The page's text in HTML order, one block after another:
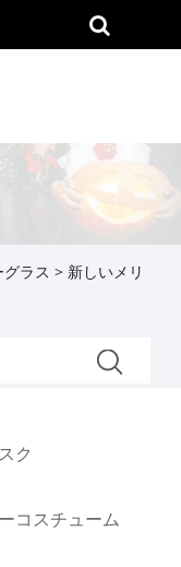
ラス > 新しいメリ
ク
コスチューム